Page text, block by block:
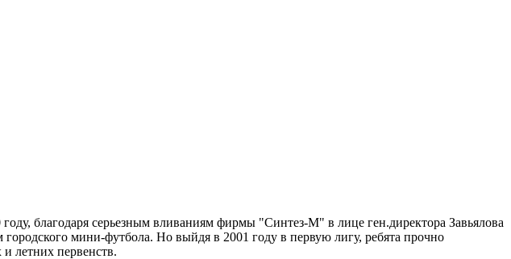
благодаря серьезным вливаниям фирмы "Синтез-М" в лице ген.директора Завьялова
мини-футбола. Но выйдя в 2001 году в первую лигу, ребята прочно
летних первенств.